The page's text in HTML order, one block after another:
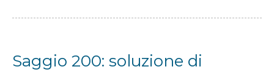
Saggio 200: soluzione di